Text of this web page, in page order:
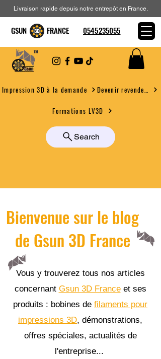
Impression 3D à la demande
Formations LV3D
Search
Livraison rapide depuis notre entrepôt en France.
GSUN FRANCE 0545235055
Bienvenue sur le blog
de Gsun 3D France
Vous y trouverez tous nos articles
concernant Gsun 3D Franceet ses
produits : bobines de filaments pour
impressions 3D, démonstrations,
offres spéciales, actualités de
l'entreprise...